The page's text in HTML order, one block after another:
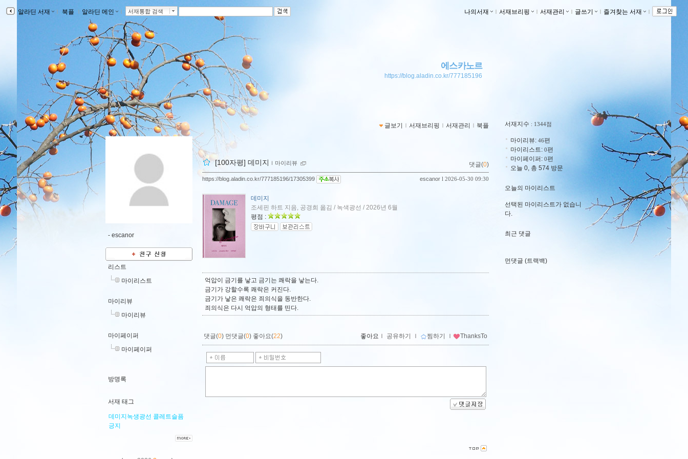
알라딘 서재 ｌ 북플 ｌ 알라딘 메인 ｌ 서재통합 검색 나의서재 ｌ 서재브리핑 ｌ 서재관리 ｌ 글쓰기 ｌ 즐겨찾는 서재 ｌ
에스카노르
https://blog.aladin.co.kr/777185196
글보기 ｌ 서재브리핑 ｌ 서재관리 ｌ 북플
- escanor
리스트
마이리스트
마이리뷰
마이리뷰
마이페이퍼
마이페이퍼
방명록
서재 태그
데미지녹생광선 콜레트슬픔
긍지
[100자평] 데미지 ｌ 마이리뷰 댓글(0)
escanor l 2026-05-30 09:30
https://blog.aladin.co.kr/777185196/17305399
데미지
조세핀 하트 지음, 공경희 옮김 / 녹색광선 / 2026년 6월
평점 :
억압이 금기를 낳고 금기는 쾌락을 낳는다.
금기가 강할수록 쾌락은 커진다.
금기가 낳은 쾌락은 죄의식을 동반한다.
죄의식은 다시 억압의 형태를 띤다.
댓글(0) 먼댓글(0) 좋아요(22) 좋아요 ｌ 공유하기 ｌ 찜하기 ｌ ThanksTo
서재지수 : 1344점
마이리뷰: 46편
마이리스트: 0편
마이페이퍼: 0편
오늘 0, 총 574 방문
오늘의 마이리스트
선택된 마이리스트가 없습니
다.
최근 댓글
먼댓글 (트랙백)